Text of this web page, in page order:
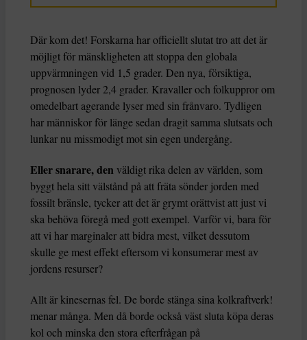
Där kom det! Forskarna har officiellt slutat tro att det är
möjligt för mänskligheten att stoppa den globala
uppvärmningen vid 1,5 grader. Den nya, försiktiga,
prognosen lyder 2,4 grader. Kravaller och folkuppror om
omedelbart agerande lyser med sin frånvaro. Tydligen
har människor för länge sedan dragit samma slutsats och
lunkar nu missmodigt mot sin egen undergång.
Eller snarare, den väldigt rika delen av världen, som
byggt hela sitt välstånd på att fräta sönder jorden med
fossilt bränsle, tycker att det är grymt orättvist att just vi
ska behöva föregå med gott exempel. Varför vi, bara för
att vi har marginaler att bidra mest, vilket dessutom
skulle ge mest effekt eftersom vi konsumerar mest av
jordens resurser?
Allt är kinesernas fel. De borde stänga sina kolkraftverk!
menar många. Men då borde också väst sluta köpa deras
kol och minska den stora efterfrågan på